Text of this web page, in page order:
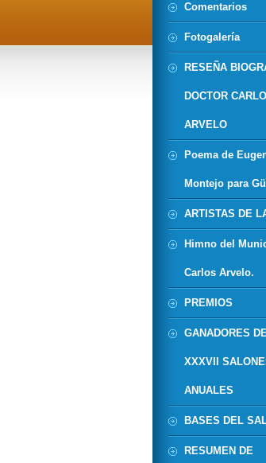
Comentarios
Fotogalería
RESEÑA
DOCTOR
ARVELO
Poema de
Montejo para
ARTISTAS DE
Himno del
Carlos Arvelo.
PREMIOS
GANADORES
XXXVII
ANUALES
BASES DEL
RESUMEN DE